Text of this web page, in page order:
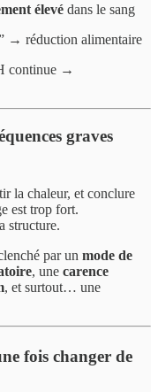
élevé dans le sang
→ réduction alimentaire
continue →
graves
la chaleur, et conclure
est trop fort.
structure.
par un mode de
, une carence
, et surtout… une
fois changer de